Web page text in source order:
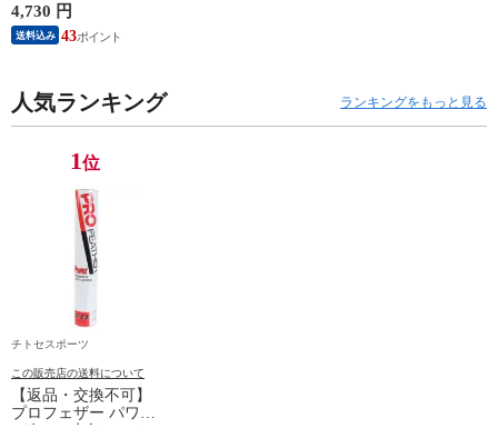
PF-6010 2025SS バド
ミントンシャトル 羽
根 12個入
4,730 円
送料込み 43
人気ランキング ランキングをもっと見る
1位
チトセスポーツ
この販売店の送料について
【返品・交換不可】
プロフェザー パワー